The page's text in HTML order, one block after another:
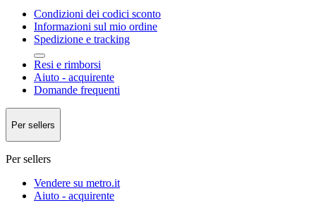
Condizioni dei codici sconto
Informazioni sul mio ordine
Spedizione e tracking
Resi e rimborsi
Aiuto - acquirente
Domande frequenti
Per sellers
Per sellers
Vendere su metro.it
Aiuto - acquirente